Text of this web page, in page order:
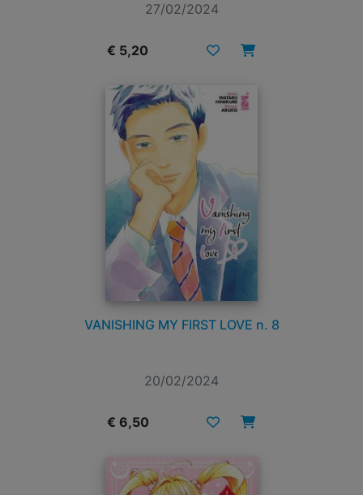
27/02/2024
€ 5,20
VANISHING MY FIRST LOVE n. 8
20/02/2024
€ 6,50